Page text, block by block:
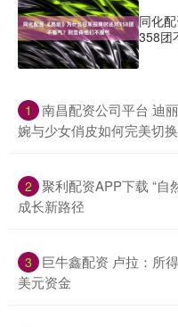
同化
358团
1
南昌配资公司平台 迪
婉与少女俏皮如何完美切
2 聚利配资APP下载 “自
成长新路径
3
巨牛鑫配资 卢拉：所
美元资金